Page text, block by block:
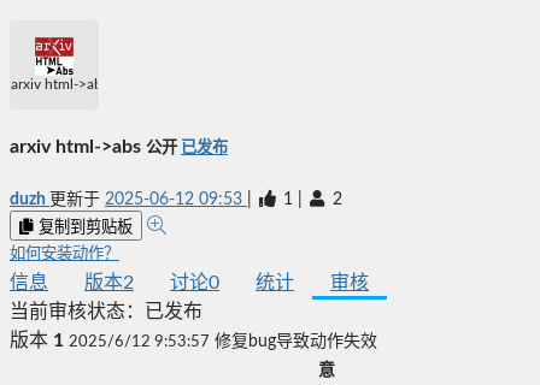
arxiv html->abs
arxiv html->abs 公开 已发布
duzh 更新于 2025-06-12 09:53 1 2
复制到剪贴板
如何安装动作？
信息 版本2 讨论0 统计
审核
当前审核状态：
已发布
版本 1 2025/6/12 9:53:57 修复bug导致动作失效
意